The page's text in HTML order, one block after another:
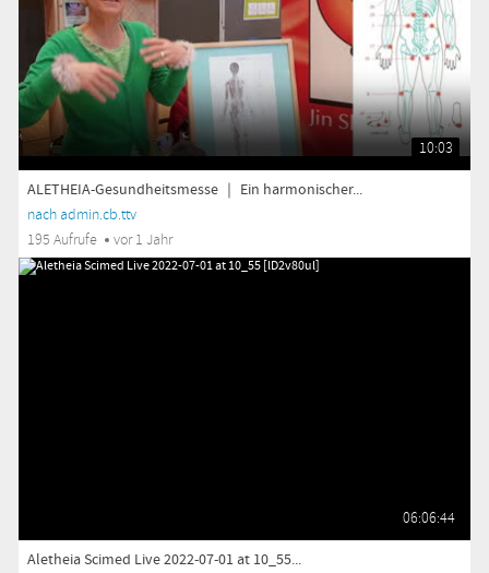
10:03
ALETHEIA-Gesundheitsmesse ｜ Ein harmonischer...
nach admin.cb.ttv
195 Aufrufe
vor 1 Jahr
06:06:44
Aletheia Scimed Live 2022-07-01 at 10_55...